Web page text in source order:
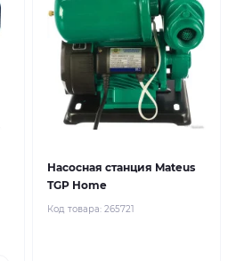
Насосная станция Mateus
TGP Home
Код товара: 265721